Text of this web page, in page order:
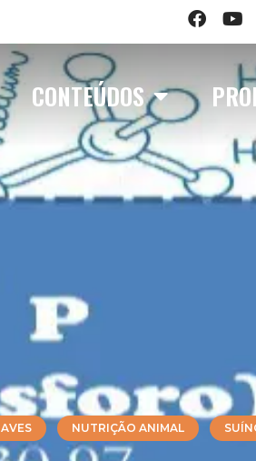
CONTEÚDOS
AVES NUTRIÇÃO ANIMAL